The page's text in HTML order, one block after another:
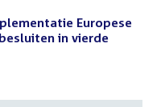
Europese
in vierde